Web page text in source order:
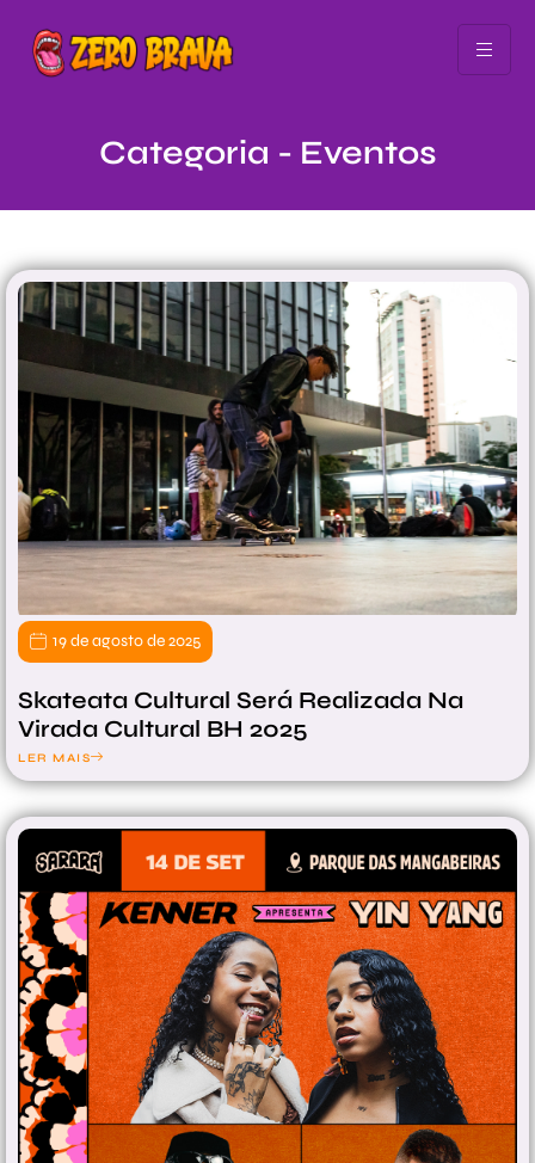
Categoria - Eventos
19 de agosto de 2025
Skateata Cultural Será Realizada Na
Virada Cultural BH 2025
LER MAIS